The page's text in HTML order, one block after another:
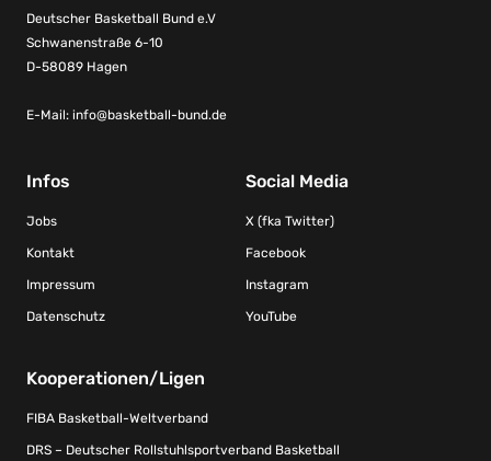
Deutscher Basketball Bund e.V
Schwanenstraße 6-10
D-58089 Hagen
E-Mail: info@basketball-bund.de
Infos
Jobs
Kontakt
Impressum
Datenschutz
Social Media
X (fka Twitter)
Facebook
Instagram
YouTube
Kooperationen/Ligen
FIBA Basketball-Weltverband
DRS – Deutscher Rollstuhlsportverband Basketball